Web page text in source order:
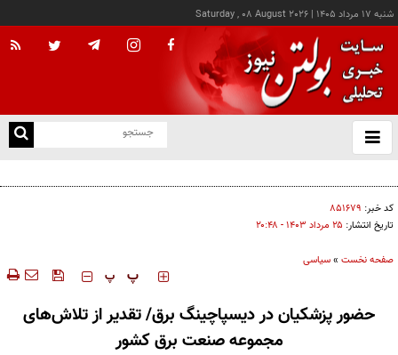
شنبه ۱۷ مرداد ۱۴۰۵ |
Saturday , 08 August 2026
باز
و
حرکت کشورهای منطقه به سمت ترتیبات امنیتی مستقل دانست
کد خبر: ۸۵۱۶۷۹
تاریخ انتشار: ۲۵ مرداد ۱۴۰۳ - ۲۰:۴۸
صفحه نخست »سیاسی
‍‍‍ پ پ
حضور پزشکیان در دیسپاچینگ برق/ تقدیر از تلاش‌های
مجموعه صنعت برق کشور